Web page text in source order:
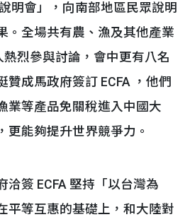
明會」，向南部地區民眾說明
。全場共有農、漁及其他產業
烈參與討論，會中更有八名
贊成馬政府簽訂 ECFA ，他們
業等產品免關稅進入中國大
更能夠提升世界競爭力。
洽簽 ECFA 堅持「以台灣為
平等互惠的基礎上，和大陸對